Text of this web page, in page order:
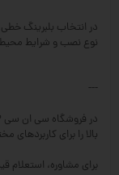
در انتخاب بلبرینگ
نوع نصب و شرایط
---
بالا را برای
برای مشاوره، استعلام